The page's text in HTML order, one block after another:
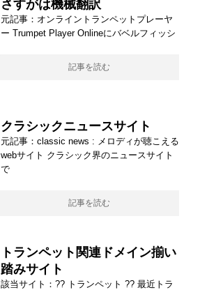
さすがは機械翻訳
元記事：オンライントランペットプレーヤ
ー Trumpet Player Onlineにバベルフィッシ
記事を読む
クラシックニュースサイト
元記事：classic news : メロディが聴こえる
webサイト クラシック界のニュースサイト
で
記事を読む
トランペット関連ドメイン揃い
踏みサイト
該当サイト：?? トランペット ?? 最近トラ